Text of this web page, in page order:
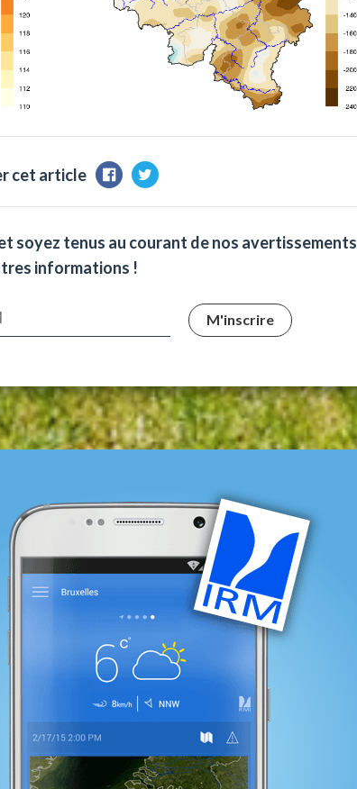
cet article
soyez tenus au courant de nos avertissements
informations !
M'inscrire